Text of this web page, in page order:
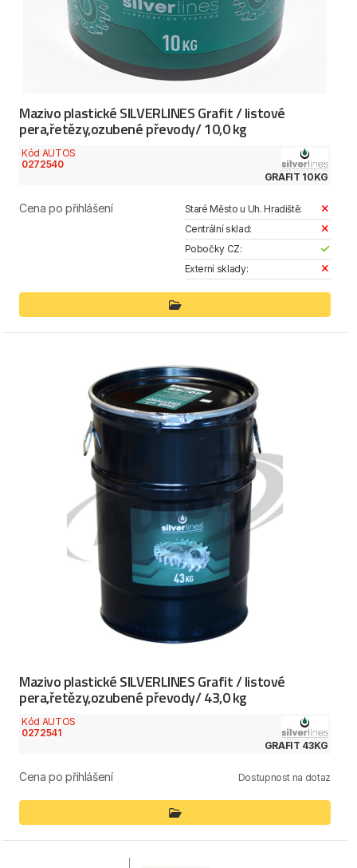
Mazivo plastické SILVERLINES Grafit / listové
pera,řetězy,ozubené převody/ 10,0 kg
Kód AUTOS
0272540
GRAFIT 10KG
Cena po přihlášení
Staré Město u Uh. Hradiště:
Centrální sklad:
Pobočky CZ:
Externí sklady:
Mazivo plastické SILVERLINES Grafit / listové
pera,řetězy,ozubené převody/ 43,0 kg
Kód AUTOS
0272541
GRAFIT 43KG
Cena po přihlášení Dostupnost na dotaz